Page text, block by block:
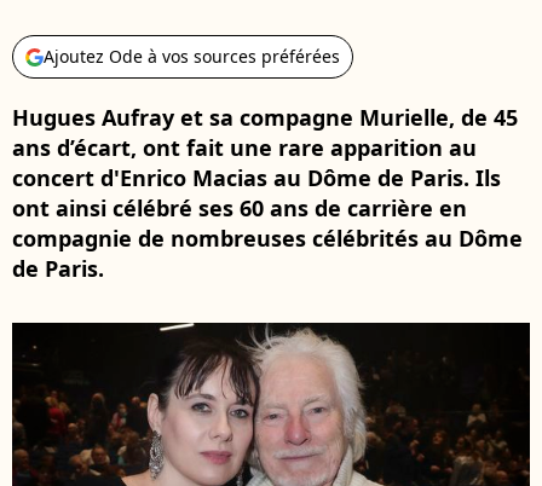
Ajoutez Ode à vos sources préférées
Hugues Aufray et sa compagne Murielle, de 45
ans d’écart, ont fait une rare apparition au
concert d'Enrico Macias au Dôme de Paris. Ils
ont ainsi célébré ses 60 ans de carrière en
compagnie de nombreuses célébrités au Dôme
de Paris.